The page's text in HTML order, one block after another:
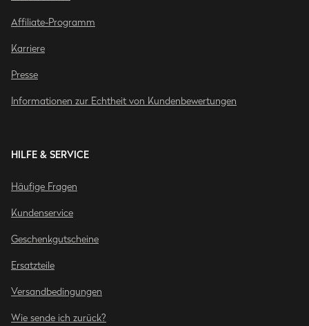
Affiliate-Programm
Karriere
Presse
Informationen zur Echtheit von Kundenbewertungen
HILFE & SERVICE
Häufige Fragen
Kundenservice
Geschenkgutscheine
Ersatzteile
Versandbedingungen
Wie sende ich zurück?